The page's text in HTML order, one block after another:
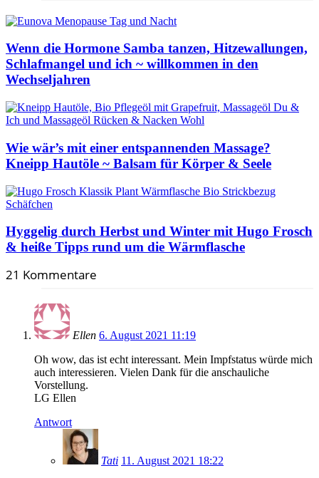
Wenn die Hormone Samba tanzen, Hitzewallungen,
Schlafmangel und ich ~ willkommen in den
Wechseljahren
Wie wär’s mit einer entspannenden Massage?
Kneipp Hautöle ~ Balsam für Körper & Seele
Hyggelig durch Herbst und Winter mit Hugo Frosch
& heiße Tipps rund um die Wärmflasche
21 Kommentare
Ellen 6. August 2021 11:19
Oh wow, das ist echt interessant. Mein Impfstatus würde mich
auch interessieren. Vielen Dank für die anschauliche
Vorstellung.
LG Ellen
Antwort
Tati 11. August 2021 18:22